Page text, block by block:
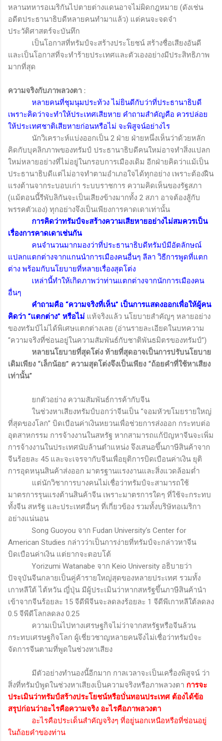
หลานทหารอเมริกันไปตายต่างแดนอาจไม่ผิดกฎหมาย (ดังเช่น
อดีตประธานาธิบดีหลายคนทำมาแล้ว) แต่คนจะจดจำ
ประวัติศาสตร์จะบันทึก
เป็นโอกาสที่ทรัมป์จะสร้างประโยชน์ สร้างชื่อเสียงอันดี
และเป็นโอกาสที่จะทำร้ายประเทศและตัวเองอย่างมีประสิทธิภาพ
มากที่สุด
ความจริงกับภาพลวงตา :
หลายคนที่ชุมนุมประท้วง ไม่ยินดีกับว่าที่ประธานาธิบดี
เพราะคิดว่าจะทำให้ประเทศเสียหาย คำถามสำคัญคือ ควรปล่อย
ให้ประเทศชาติเสียหายก่อนหรือไม่ จะพิสูจน์อย่างไร
นักวิเคราะห์แบ่งออกเป็น 2 ฝ่าย ฝ่ายหนึ่งเห็นว่าด้วยหลัก
คิดกับบุคลิกภาพของทรัมป์ ประธานาธิบดีคนใหม่อาจทำสิ่งแปลก
ใหม่หลายอย่างที่ไม่อยู่ในกรอบการเมืองเดิม อีกฝ่ายคิดว่าแม้เป็น
ประธานาธิบดีแต่ไม่อาจทำตามอำเภอใจได้ทุกอย่าง เพราะต้องฝืน
แรงต้านจากระบอบเก่า ระบบราชการ ความคิดเห็นของรัฐสภา
(แม้ตอนนี้รีพับลิกันจะเป็นเสียงข้างมากทั้ง 2 สภา อาจต้องสู้กับ
พรรคตัวเอง) ทุกอย่างจึงเป็นเพียงการคาดเดาเท่านั้น
การคิดว่าทรัมป์จะสร้างความเสียหายอย่างไม่สมควรเป็น
เรื่องการคาดเดาเช่นกัน
คนจำนวนมากมองว่าที่ประธานาธิบดีทรัมป์มีอัตลักษณ์
แปลกแตกต่างจากแกนนำการเมืองคนอื่นๆ ลีลา วิธีการพูดที่แตก
ต่าง พร้อมกับนโยบายที่หลายเรื่องสุดโต่ง
เหล่านี้ทำให้เกิดภาพว่าท่านแตกต่างจากนักการเมืองคน
อื่นๆ
คำถามคือ “ความจริงที่เห็น” เป็นการแสดงออกเพื่อให้ผู้คน
คิดว่า “แตกต่าง” หรือไม่ แท้จริงแล้ว นโยบายสำคัญๆ หลายอย่าง
ของทรัมป์ไม่ได้พิเศษแตกต่างเลย (อ่านรายละเอียดในบทความ
“ความจริงที่ซ่อนอยู่ในความสัมพันธ์กับชาติพันธมิตรของทรัมป์”)
หลายนโยบายที่สุดโต่ง ท้ายที่สุดอาจเป็นการปรับนโยบาย
เดิมเพียง “เล็กน้อย” ความสุดโต่งจึงเป็นเพียง “ถ้อยคำที่ใช้หาเสียง
เท่านั้น”
ยกตัวอย่าง ความสัมพันธ์การค้ากับจีน
ในช่วงหาเสียงทรัมป์บอกว่าจีนเป็น “จอมหัวขโมยรายใหญ่
ที่สุดของโลก” บิดเบือนค่าเงินหยวนเพื่อช่วยการส่งออก กระทบต่อ
อุตสาหกรรม การจ้างงานในสหรัฐ หากสามารถแก้ปัญหาจีนจะเพิ่ม
การจ้างงานในประเทศนับล้านตำแหน่ง จึงเสนอขึ้นภาษีสินค้าจาก
จีนร้อยละ 45 และจะเจรจากับจีนเพื่อยุติการบิดเบือนค่าเงิน ยุติ
การอุดหนุนสินค้าส่งออก มาตรฐานแรงงานและสิ่งแวดล้อมต่ำ
แต่นักวิชาการบางคนไม่เชื่อว่าทรัมป์จะสามารถใช้
มาตรการรุนแรงต้านสินค้าจีน เพราะมาตรการใดๆ ที่ใช้จะกระทบ
ทั้งจีน สหรัฐ และประเทศอื่นๆ ที่เกี่ยวข้อง รวมทั้งบริษัทอเมริกา
อย่างแน่นอน
Song Guoyou จาก Fudan University's Center for
American Studies กล่าวว่าเป็นการง่ายที่ทรัมป์จะกล่าวหาจีน
บิดเบือนค่าเงิน แต่ยากจะตอบโต้
Yorizumi Watanabe จาก Keio University อธิบายว่า
ปัจจุบันจีนกลายเป็นคู่ค้ารายใหญ่สุดของหลายประเทศ รวมทั้ง
เกาหลีใต้ ไต้หวัน ญี่ปุ่น มีผู้ประเมินว่าหากสหรัฐขึ้นภาษีสินค้านำ
เข้าจากจีนร้อยละ 15 จีดีพีจีนจะลดลงร้อยละ 1 จีดีพีเกาหลีใต้ลดลง
0.5 จีพีดีโลกลดลง 0.25
ความเป็นไปทางเศรษฐกิจไม่ว่าจากสหรัฐหรือจีนล้วน
กระทบเศรษฐกิจโลก ผู้เชี่ยวชาญหลายคนจึงไม่เชื่อว่าทรัมป์จะ
จัดการจีนตามที่พูดในช่วงหาเสียง
มีตัวอย่างทำนองนี้อีกมาก กาลเวลาจะเป็นเครื่องพิสูจน์ ว่า
สิ่งที่ทรัมป์พูดในช่วงหาเสียงเป็นความจริงหรือภาพลวงตา การจะ
ประเมินว่าทรัมป์สร้างประโยชน์หรือบั่นทอนประเทศ ต้องได้ข้อ
สรุปก่อนว่าอะไรคือความจริง อะไรคือภาพลวงตา
อะไรคือประเด็นสำคัญจริงๆ ที่อยู่นอกเหนือหรือที่ซ่อนอยู่
ในถ้อยคำของท่าน